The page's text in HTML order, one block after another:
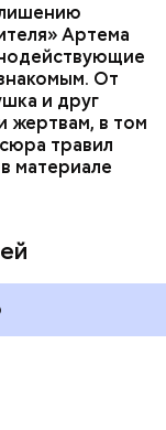
Артема
От
и друг
жертвам, в том
травил
материале